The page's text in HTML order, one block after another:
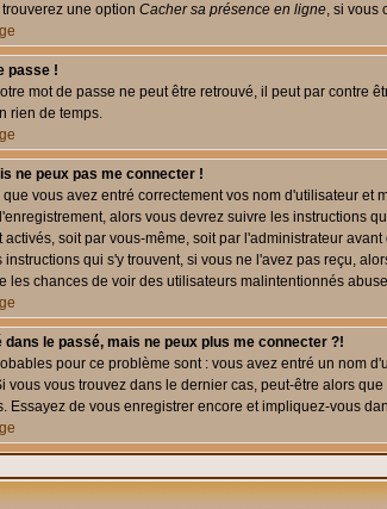
une option Cacher sa présence en ligne, si vous
passe !
mot de passe ne peut être retrouvé, il peut par contre
rien de temps.
ne peux pas me connecter !
vous avez entré correctement vos nom d'utilisateur
alors vous devrez suivre les instructions
soit par vous-même, soit par l'administrateur
qui s'y trouvent, si vous ne l'avez pas reçu,
les chances de voir des utilisateurs malintentionnés
le passé, mais ne peux plus me connecter ?!
pour ce problème sont : vous avez entré un nom
vous vous trouvez dans le dernier cas, peut-être alors
Essayez de vous enregistrer encore et impliquez-vous